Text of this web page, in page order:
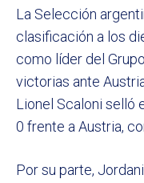
La Selección
clasificación a los
como líder del
victorias ante
Lionel Scaloni selló
0 frente a Austria,
Por su parte,